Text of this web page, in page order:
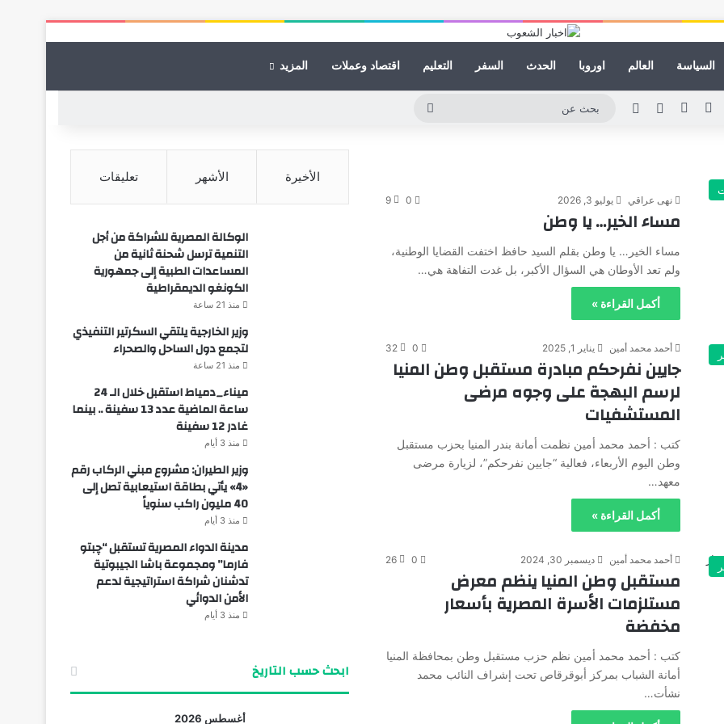
السياسة العالم اوروبا الحدث السفر التعليم اقتصاد وعملات المزيد
لينكدإنيوتيوب انستقراممقال عشوائي
الوضع المظلم
نهى عراقي يوليو 3, 2026 0
9
مساء الخير… يا وطن
مساء الخير… يا وطن بقلم السيد حافظ اختفت القضايا الوطنية،
ولم تعد الأوطان هي السؤال الأكبر، بل غدت التفاهة هي…
أكمل القراءة »
أحمد محمد أمين يناير 1, 2025 0
32
جايين نفرحكم مبادرة مستقبل وطن المنيا
لرسم البهجة على وجوه مرضى
المستشفيات
كتب : أحمد محمد أمين نظمت أمانة بندر المنيا بحزب مستقبل
وطن اليوم الأربعاء، فعالية “جايين نفرحكم”، لزيارة مرضى
معهد…
أكمل القراءة »
أحمد محمد أمين ديسمبر 30, 2024 0
26
مستقبل وطن المنيا ينظم معرض
مستلزمات الأسرة المصرية بأسعار
مخفضة
كتب : أحمد محمد أمين نظم حزب مستقبل وطن بمحافظة المنيا
أمانة الشباب بمركز أبوقرقاص تحت إشراف النائب محمد
نشأت…
الأخيرة الأشهر تعليقات
الوكالة المصرية للشراكة من أجل
التنمية ترسل شحنة ثانية من
المساعدات الطبية إلى جمهورية
الكونغو الديمقراطية
منذ 21 ساعة
وزير الخارجية يلتقي السكرتير التنفيذي
لتجمع دول الساحل والصحراء
منذ 21 ساعة
ميناء_دمياط استقبل خلال الـ 24
ساعة الماضية عدد 13 سفينة .. بينما
غادر 12 سفينة
منذ 3 أيام
وزير الطيران: مشروع مبني الركاب رقم
«4» يأتي بطاقة استيعابية تصل إلى
40 مليون راكب سنوياً
منذ 3 أيام
مدينة الدواء المصرية تستقبل “چبتو
فارما” ومجموعة باشا الجيبوتية
تدشنان شراكة استراتيجية لدعم
الأمن الدوائي
منذ 3 أيام
ابحث حسب التاريخ
أغسطس 2026